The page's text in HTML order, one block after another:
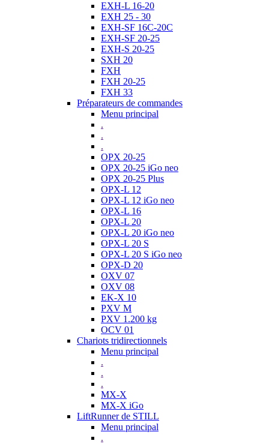
EXH-L 16-20
EXH 25 - 30
EXH-SF 16C-20C
EXH-SF 20-25
EXH-S 20-25
SXH 20
FXH
FXH 20-25
FXH 33
Préparateurs de commandes
Menu principal
.
.
.
OPX 20-25
OPX 20-25 iGo neo
OPX 20-25 Plus
OPX-L 12
OPX-L 12 iGo neo
OPX-L 16
OPX-L 20
OPX-L 20 iGo neo
OPX-L 20 S
OPX-L 20 S iGo neo
OPX-D 20
OXV 07
OXV 08
EK-X 10
PXV M
PXV 1.200 kg
OCV 01
Chariots tridirectionnels
Menu principal
.
.
.
MX-X
MX-X iGo
LiftRunner de STILL
Menu principal
.